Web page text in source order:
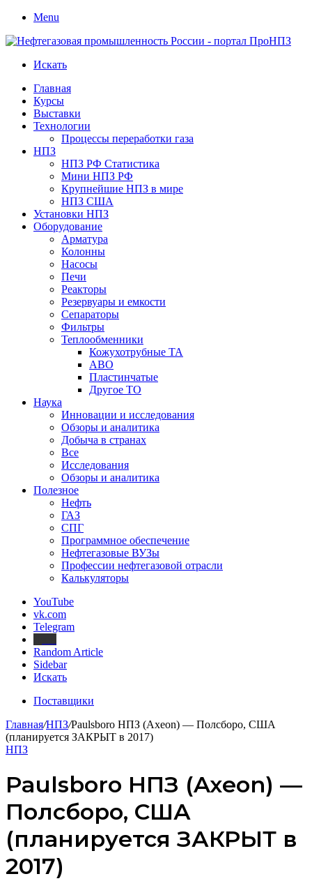
Menu
Искать
Главная
Курсы
Выставки
Технологии
Процессы переработки газа
НПЗ
НПЗ РФ Статистика
Мини НПЗ РФ
Крупнейшие НПЗ в мире
НПЗ США
Установки НПЗ
Оборудование
Арматура
Колонны
Насосы
Печи
Реакторы
Резервуары и емкости
Сепараторы
Фильтры
Теплообменники
Кожухотрубные ТА
АВО
Пластинчатые
Другое ТО
Наука
Инновации и исследования
Обзоры и аналитика
Добыча в странах
Все
Исследования
Обзоры и аналитика
Полезное
Нефть
ГАЗ
СПГ
Программное обеспечение
Нефтегазовые ВУЗы
Профессии нефтегазовой отрасли
Калькуляторы
YouTube
vk.com
Telegram
Random Article
Sidebar
Искать
Поставщики
Главная/НПЗ/Paulsboro НПЗ (Axeon) — Полсборо, США
(планируется ЗАКРЫТ в 2017)
НПЗ
Paulsboro НПЗ (Axeon) —
Полсборо, США
(планируется ЗАКРЫТ в
2017)